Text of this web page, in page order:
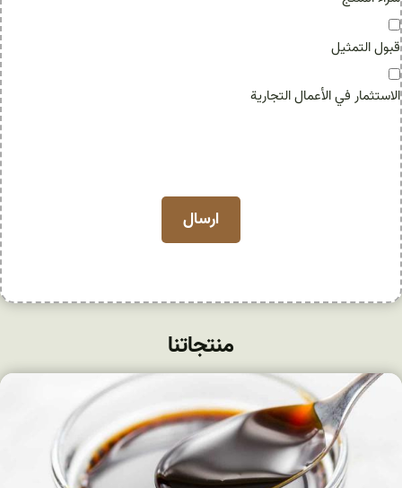
ل
ه
ا
ت
ف
قبول التمثيل
الاستثمار في الأعمال التجارية
منتجاتنا